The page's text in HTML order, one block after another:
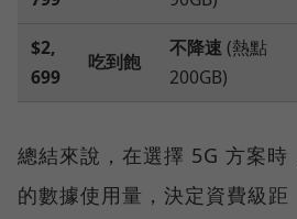
$2,
699
吃到飽
不降速(熱點
200GB)
總結來說，在選擇 5G 方案時
的數據使用量，決定資費級